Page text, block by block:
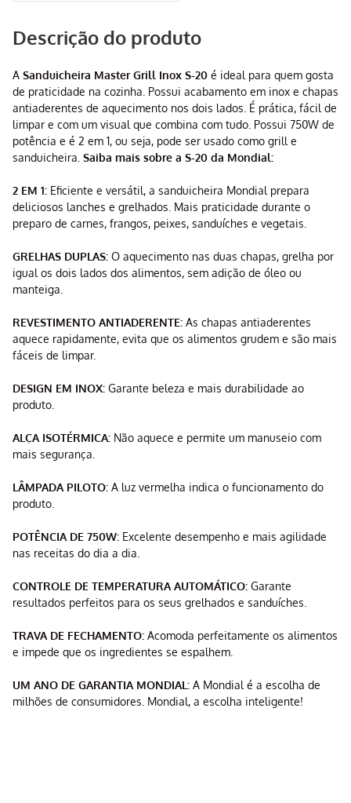
Descrição do produto
A Sanduicheira Master Grill Inox S-20 é ideal para quem gosta
de praticidade na cozinha. Possui acabamento em inox e chapas
antiaderentes de aquecimento nos dois lados. É prática, fácil de
limpar e com um visual que combina com tudo. Possui 750W de
potência e é 2 em 1, ou seja, pode ser usado como grill e
sanduicheira. Saiba mais sobre a S-20 da Mondial:
2 EM 1: Eficiente e versátil, a sanduicheira Mondial prepara
deliciosos lanches e grelhados. Mais praticidade durante o
preparo de carnes, frangos, peixes, sanduíches e vegetais.
GRELHAS DUPLAS: O aquecimento nas duas chapas, grelha por
igual os dois lados dos alimentos, sem adição de óleo ou
manteiga.
REVESTIMENTO ANTIADERENTE: As chapas antiaderentes
aquece rapidamente, evita que os alimentos grudem e são mais
fáceis de limpar.
DESIGN EM INOX: Garante beleza e mais durabilidade ao
produto.
ALÇA ISOTÉRMICA: Não aquece e permite um manuseio com
mais segurança.
LÂMPADA PILOTO: A luz vermelha indica o funcionamento do
produto.
POTÊNCIA DE 750W: Excelente desempenho e mais agilidade
nas receitas do dia a dia.
CONTROLE DE TEMPERATURA AUTOMÁTICO: Garante
resultados perfeitos para os seus grelhados e sanduíches.
TRAVA DE FECHAMENTO: Acomoda perfeitamente os alimentos
e impede que os ingredientes se espalhem.
UM ANO DE GARANTIA MONDIAL: A Mondial é a escolha de
milhões de consumidores. Mondial, a escolha inteligente!